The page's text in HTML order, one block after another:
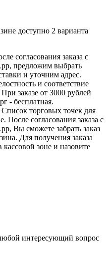
доступно 2 варианта
согласования заказа с
предложим выбрать
и уточним адрес.
и соответствие
заказе от 3000 рублей
- бесплатная.
Список торговых точек для
После согласования заказа с
Вы сможете забрать заказ
Для получения заказа
кассовой зоне и назовите
интересующий вопрос